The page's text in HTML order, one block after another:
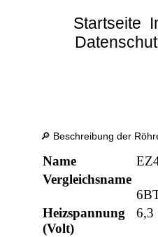
Startseite
🔎 Beschreibung der
Name
Vergleichsname
Heizspannung
(Volt)
6,3